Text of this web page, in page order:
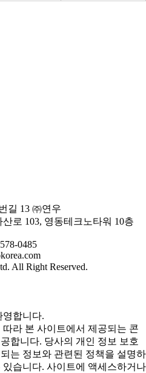
길 13 ㈜연우
로 103, 영동테크노타워 10층
0485
All Right Reserved.
영합니다.
라 본 사이트에서 제공되는 콘
합니다. 당사의 개인 정보 보호
는 정보와 관련된 정책을 설명하
습니다. 사이트에 액세스하거나